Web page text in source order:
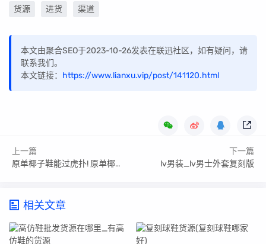
货源 进货 渠道
本文由聚合SEO于2023-10-26发表在联迅社区，如有疑问，请
联系我们。
本文链接： https://www.lianxu.vip/post/141120.html
上一篇
原单椰子鞋能过虎扑! 原单椰子鞋能过虎扑海关吗
下一篇
lv男装_lv男士外套复刻版
相关文章